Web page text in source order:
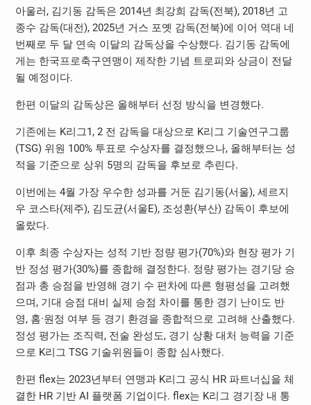
아울러, 김기동 감독은 2014년 최강희 감독(전북), 2018년 고
종수 감독(대전), 2025년 거스 포옛 감독(전북)에 이어 역대 네
번째로 두 달 연속 이달의 감독상을 수상했다. 김기동 감독에
게는 한국프로축구연맹이 제작한 기념 트로피와 상금이 전달
될 예정이다.
한편 이달의 감독상은 올해부터 선정 방식을 변경했다.
기존에는 K리그1, 2 전 감독을 대상으로 K리그 기술연구그룹
(TSG) 위원 100% 투표로 수상자를 결정했으나, 올해부터는 성
적을 기준으로 상위 5명의 감독을 후보로 추린다.
이번에는 4월 가장 우수한 성과를 거둔 김기동(서울), 세르지
우 코스타(제주), 김도균(서울E), 조성환(부산) 감독이 후보에
올랐다.
이후 최종 수상자는 성적 기반 정량 평가(70%)와 현장 평가 기
반 정성 평가(30%)를 종합해 결정한다. 정량 평가는 경기당 승
점과 총 승점을 반영해 경기 수 편차에 따른 형평성을 고려했
으며, 기대 승점 대비 실제 승점 차이를 통한 경기 난이도 반
영, 홈·원정 여부 등 경기 환경을 종합적으로 고려해 산출했다.
정성 평가는 조직력, 전술 완성도, 경기 상황 대처 능력을 기준
으로 K리그 TSG 기술위원들이 종합 심사했다.
한편 flex는 2023년부터 연맹과 K리그 공식 HR 파트너십을 체
결한 HR 기반 AI 플랫폼 기업이다. flex는 K리그 경기장 내 통